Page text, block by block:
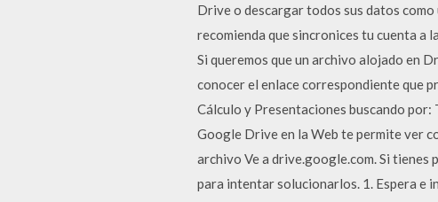
Drive o descargar todos sus datos
recomienda que sincronices tu cuenta a
Si queremos que un archivo alojado en
conocer el enlace correspondiente que
Cálculo y Presentaciones buscando
Google Drive en la Web te permite ver
archivo Ve a drive.google.com. Si tienes
para intentar solucionarlos. 1. Espera e